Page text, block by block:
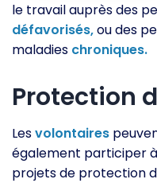
le travail auprès des
défavorisés,ou des
maladies chroniques.
Protection
Lesvolontaires
également participer
projets de protection